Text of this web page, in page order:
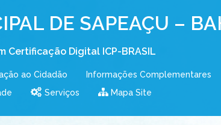
DE SAPEAÇU –
Certificação Digital ICP-BRASIL
ao Cidadão Informações Complementares
Serviços Mapa Site